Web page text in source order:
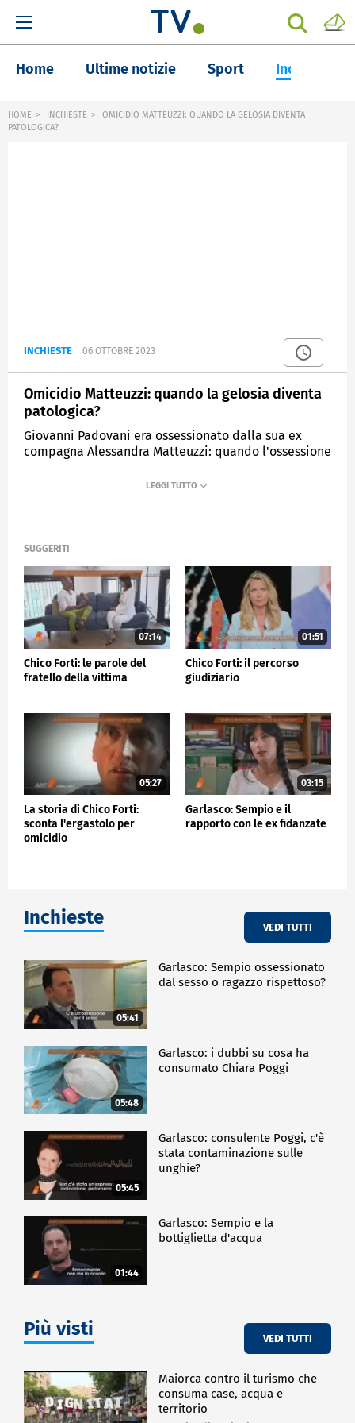
Home Ultime notizie Sport Inchieste
HOME INCHIESTE
OMICIDIO MATTEUZZI: QUANDO LA GELOSIA DIVENTA
PATOLOGICA?
INCHIESTE 06 OTTOBRE 2023
Omicidio Matteuzzi: quando la gelosia diventa
patologica?
Giovanni Padovani era ossessionato dalla sua ex
compagna Alessandra Matteuzzi: quando l'ossessione
SUGGERITI
07:14
Chico Forti: le parole del
fratello della vittima
01:51
Chico Forti: il percorso
giudiziario
05:27
La storia di Chico Forti:
sconta l'ergastolo per
omicidio
03:15
Garlasco: Sempio e il
rapporto con le ex fidanzate
Inchieste VEDI TUTTI
05:41
Garlasco: Sempio ossessionato
dal sesso o ragazzo rispettoso?
05:48
Garlasco: i dubbi su cosa ha
consumato Chiara Poggi
05:45
Garlasco: consulente Poggi, c'è
stata contaminazione sulle
unghie?
01:44
Garlasco: Sempio e la
bottiglietta d'acqua
Più visti VEDI TUTTI
Maiorca contro il turismo che
consuma case, acqua e
territorio